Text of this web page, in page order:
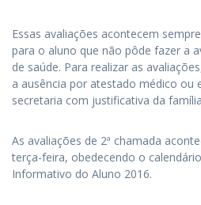
Essas avaliações acontecem
para o aluno que não pôde fazer a
de saúde. Para realizar as
a ausência por atestado médico ou
secretaria com justificativa da
As avaliações de 2ª chamada
terça-feira, obedecendo o
Informativo do Aluno 2016.